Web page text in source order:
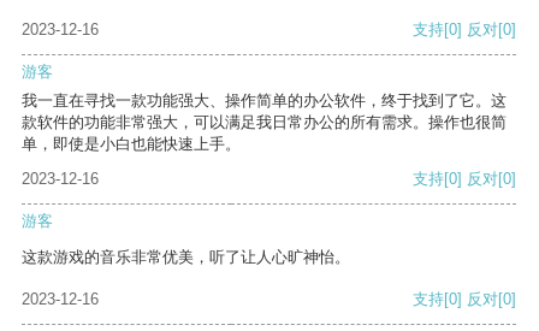
2023-12-16 支持[0] 反对[0]
游客
我一直在寻找一款功能强大、操作简单的办公软件，终于找到了它。这
款软件的功能非常强大，可以满足我日常办公的所有需求。操作也很简
单，即使是小白也能快速上手。
2023-12-16
支持[0] 反对[0]
游客
这款游戏的音乐非常优美，听了让人心旷神怡。
2023-12-16 支持[0] 反对[0]